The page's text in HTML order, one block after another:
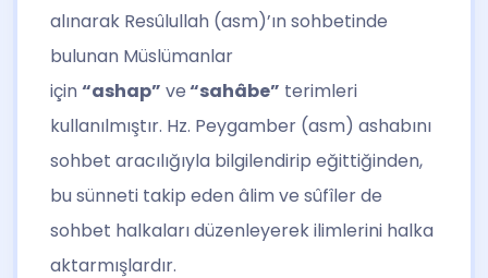
alınarak Resûlullah (asm)’ın sohbetinde
bulunan Müslümanlar
için“ashap” ve“sahâbe” terimleri
kullanılmıştır. Hz. Peygamber (asm) ashabını
sohbet aracılığıyla bilgilendirip eğittiğinden,
bu sünneti takip eden âlim ve sûfîler de
sohbet halkaları düzenleyerek ilimlerini halka
aktarmışlardır.